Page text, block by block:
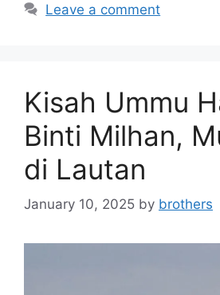
Leave a comment
Kisah Ummu
Binti Milhan,
di Lautan
January 10, 2025 by brothers